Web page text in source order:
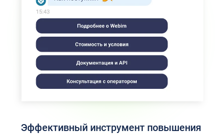
Эффективный инструмент повышения